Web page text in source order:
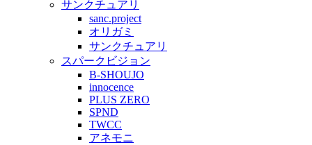
サンクチュアリ
sanc.project
オリガミ
サンクチュアリ
スパークビジョン
B-SHOUJO
innocence
PLUS ZERO
SPND
TWCC
アネモニ